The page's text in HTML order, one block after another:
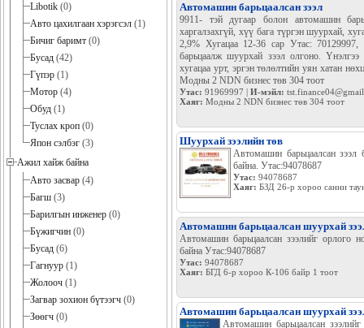
Libotik (0)
Авто цахилгаан хэрэгсэл (1)
Бичиг баримт (0)
Бусад (42)
Гүпэр (1)
Мотор (4)
Обуд (1)
Туслах кроп (0)
Япон сэлбэг (3)
Ажил хайж байна
Авто засвар (4)
Багш (3)
Барилгын инженер (0)
Бүжигчин (0)
Бусад (6)
Гагнуур (1)
Жолооч (1)
Загвар зохион бүтээгч (0)
Зөөгч (0)
Автомашин барьцаалсан зээл
9911- тэй дугаар болон автомашин
харгалзахгүй, хүү бага түргэн шуурхай,
2,9% Хугацаа 12-36 сар Утас:
барьцаалж шуурхай зээл олгоно.
хугацаа урт, эргэн төлөлтийн уян хатан
Модны 2 NDN бизнес төв 304 тоот
Утас: 91969997 | И-мэйл:
Хаяг: Модны 2 NDN бизнес төв 304 тоот
Шуурхай зээлийн төв
Автомашин барьцаалсан зээл
байна. Утас:94078687
Утас: 94078687
Хаяг: БЗД 26-р хороо санни
Автомашин барьцаалсан шуурхай
Автомашин барьцаалсан зээлийг орлого
байна Утас:94078687
Утас: 94078687
Хаяг: БГД 6-р хороо К-106 байр 1 тоот
Автомашин барьцаалсан шуурхай
Автомашин барьцаалсан